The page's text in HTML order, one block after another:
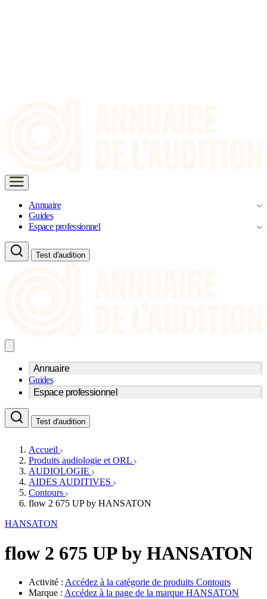
Annuaire
Guides
Espace professionnel
Test d'audition
Annuaire
Trouvez un professionnel de l'audition
Centre d'audioprothèse
Médecins ORL & Phoniatres
Écoles spécialisées
Fournisseurs
Associations
Guides
Espace professionnel
Acteurs et services
Fournisseurs
Services ORL
Orthophonistes
Formations et écoles
Organismes / Syndicats
Produits
Ressources
Actualités
AuditionTV
Test d'audition
Accueil
Produits audiologie et ORL
AUDIOLOGIE
AIDES AUDITIVES
Contours
flow 2 675 UP by HANSATON
HANSATON
flow 2 675 UP by HANSATON
Activité : Accédez à la catégorie de produits Contours
Marque : Accédez à la page de la marque HANSATON